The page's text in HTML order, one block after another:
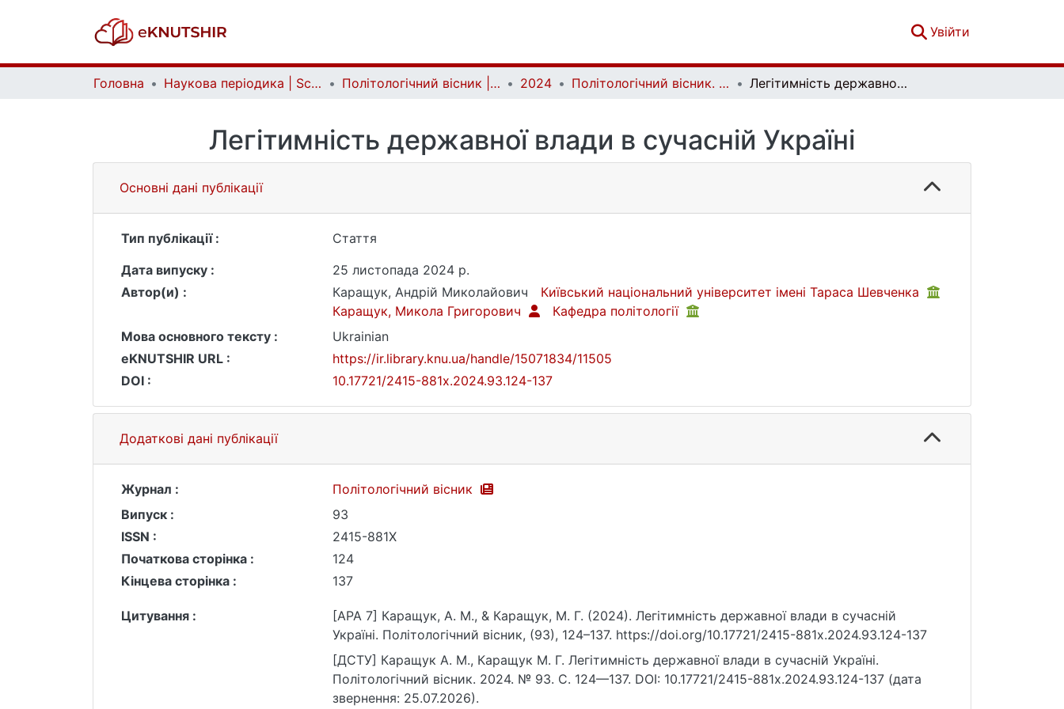
Увійти
Головна Наукова періодика | Scientific periodicals Політологічний вісник | Politology bulletin 2024 Політологічний вісник. Випуск 93 Легітимність державної влади в сучасній Україні
Легітимність державної влади в сучасній Україні
Основні дані публікації
Тип публікації :
Стаття
Дата випуску :
25 листопада 2024 р.
Автор(и) :
Каращук, Андрій Миколайович
Київський національний університет імені Тараса Шевченка
Каращук, Микола Григорович
Кафедра політології
Мова основного тексту :
Ukrainian
eKNUTSHIR URL :
https://ir.library.knu.ua/handle/15071834/11505
DOI :
10.17721/2415-881x.2024.93.124-137
Додаткові дані публікації
Журнал :
Політологічний вісник
Випуск :
93
ISSN :
2415-881X
Початкова сторінка :
124
Кінцева сторінка :
137
Цитування :
[APA 7] Каращук, А. М., & Каращук, М. Г. (2024). Легітимність державної влади в сучасній
Україні. Політологічний вісник, (93), 124–137. https://doi.org/10.17721/2415-881x.2024.93.124-137
[ДСТУ] Каращук А. М., Каращук М. Г. Легітимність державної влади в сучасній Україні.
Політологічний вісник. 2024. № 93. С. 124—137. DOI: 10.17721/2415-881x.2024.93.124-137 (дата
звернення: 25.07.2026).